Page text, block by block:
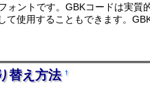
ォントです。GBKコードは実
て使用することもできます。
替え方法†